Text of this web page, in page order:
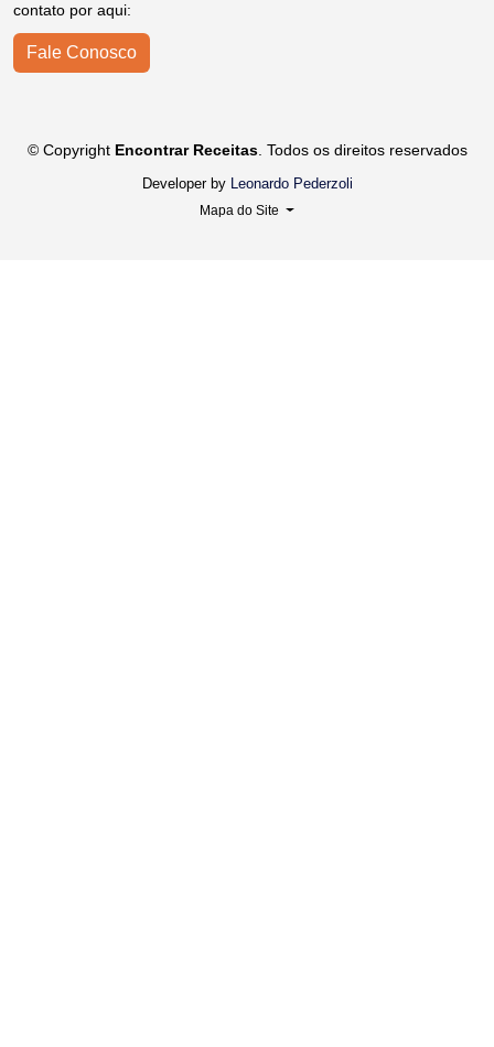
contato por aqui:
Fale Conosco
© Copyright Encontrar Receitas. Todos os direitos reservados
Developer by Leonardo Pederzoli
Mapa do Site